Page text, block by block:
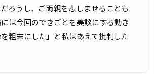
ろうし、ご両親を悲しませることも
は今回のできごとを美談にする動き
粗末にした」と私はあえて批判した